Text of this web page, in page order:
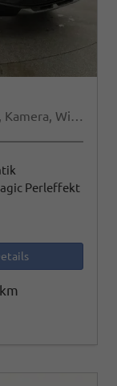
Selection 1.0 TSI DSG Selection, LED, Kamera, Winter, Ladeboden, 16-Zoll, 4.J-Garantie
Perleffekt